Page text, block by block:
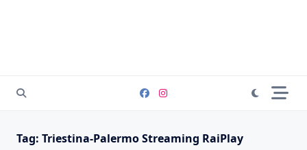
Tag: Triestina-Palermo Streaming RaiPlay